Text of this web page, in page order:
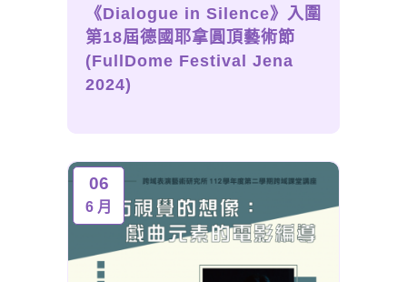
《Dialogue in Silence》入圍
第18屆德國耶拿圓頂藝術節
(FullDome Festival Jena
2024)
06
6 月